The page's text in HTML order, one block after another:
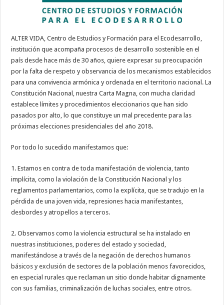
ALTER VIDA, Centro de Estudios y Formación para el Ecodesarrollo,
institución que acompaña procesos de desarrollo sostenible en el
país desde hace más de 30 años, quiere expresar su preocupación
por la falta de respeto y observancia de los mecanismos establecidos
para una convivencia armónica y ordenada en el territorio nacional. La
Constitución Nacional, nuestra Carta Magna, con mucha claridad
establece límites y procedimientos eleccionarios que han sido
pasados por alto, lo que constituye un mal precedente para las
próximas elecciones presidenciales del año 2018.
Por todo lo sucedido manifestamos que:
1. Estamos en contra de toda manifestación de violencia, tanto
implícita, como la violación de la Constitución Nacional y los
reglamentos parlamentarios, como la explícita, que se tradujo en la
pérdida de una joven vida, represiones hacia manifestantes,
desbordes y atropellos a terceros.
2. Observamos como la violencia estructural se ha instalado en
nuestras instituciones, poderes del estado y sociedad,
manifestándose a través de la negación de derechos humanos
básicos y exclusión de sectores de la población menos favorecidos,
en especial rurales que reclaman un sitio donde habitar dignamente
con sus familias, criminalización de luchas sociales, entre otros.